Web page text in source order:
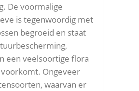
De voormalige
is tegenwoordig met
begroeid en staat
een veelsoortige flora
Ongeveer
waarvan er